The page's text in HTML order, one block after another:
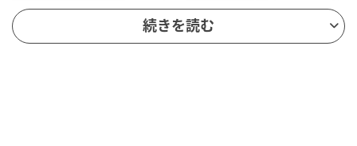
続きを読む